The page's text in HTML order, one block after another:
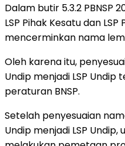
Dalam butir 5.3.2 PBNSP
LSP Pihak Kesatu dan
mencerminkan nama
Oleh karena itu,
Undip menjadi LSP Undip
peraturan BNSP.
Setelah penyesuaian
Undip menjadi LSP